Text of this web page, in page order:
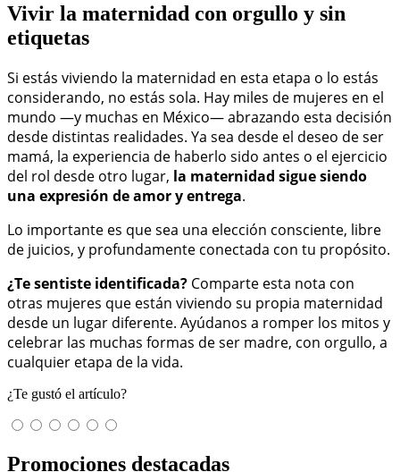
Vivir la maternidad con orgullo y sin
etiquetas
Si estás viviendo la maternidad en esta etapa o lo estás
considerando, no estás sola. Hay miles de mujeres en el
mundo —y muchas en México— abrazando esta decisión
desde distintas realidades. Ya sea desde el deseo de ser
mamá, la experiencia de haberlo sido antes o el ejercicio
del rol desde otro lugar, la maternidad sigue siendo
una expresión de amor y entrega.
Lo importante es que sea una elección consciente, libre
de juicios, y profundamente conectada con tu propósito.
¿Te sentiste identificada? Comparte esta nota con
otras mujeres que están viviendo su propia maternidad
desde un lugar diferente. Ayúdanos a romper los mitos y
celebrar las muchas formas de ser madre, con orgullo, a
cualquier etapa de la vida.
¿Te gustó el artículo?
Promociones destacadas